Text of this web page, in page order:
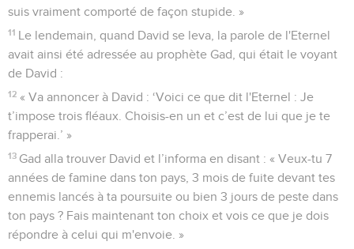
suis vraiment comporté de façon stupide. »
11 Le lendemain, quand David se leva, la parole de l'Eternel
avait ainsi été adressée au prophète Gad, qui était le voyant
de David :
12 « Va annoncer à David : ‘Voici ce que dit l'Eternel : Je
t’impose trois fléaux. Choisis-en un et c’est de lui que je te
frapperai.’ »
13 Gad alla trouver David et l’informa en disant : « Veux-tu 7
années de famine dans ton pays, 3 mois de fuite devant tes
ennemis lancés à ta poursuite ou bien 3 jours de peste dans
ton pays ? Fais maintenant ton choix et vois ce que je dois
répondre à celui qui m'envoie. »